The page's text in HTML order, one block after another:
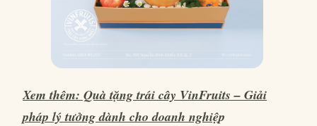
Xem thêm: Quà tặng trái cây VinFruits – Giải
pháp lý tưởng dành cho doanh nghiệp